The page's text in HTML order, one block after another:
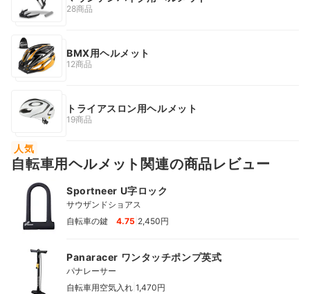
28商品
BMX用ヘルメット
12商品
トライアスロン用ヘルメット
19商品
人気
自転車用ヘルメット関連の商品レビュー
Sportneer U字ロック
サウザンドショアス
自転車の鍵
4.75 2,450円
Panaracer ワンタッチポンプ英式
パナレーサー
自転車用空気入れ 1,470円